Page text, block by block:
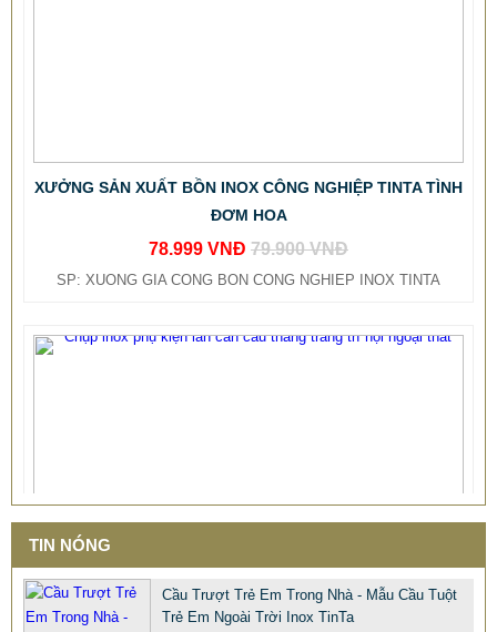
ĐƠM HOA
TIN NÓNG
Cầu Trượt Trẻ Em Trong Nhà - Mẫu Cầu Tuột
Trẻ Em Ngoài Trời Inox TinTa